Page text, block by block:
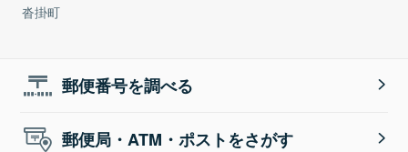
沓掛町
郵便番号を調べる
郵便局・ATM・ポストをさがす